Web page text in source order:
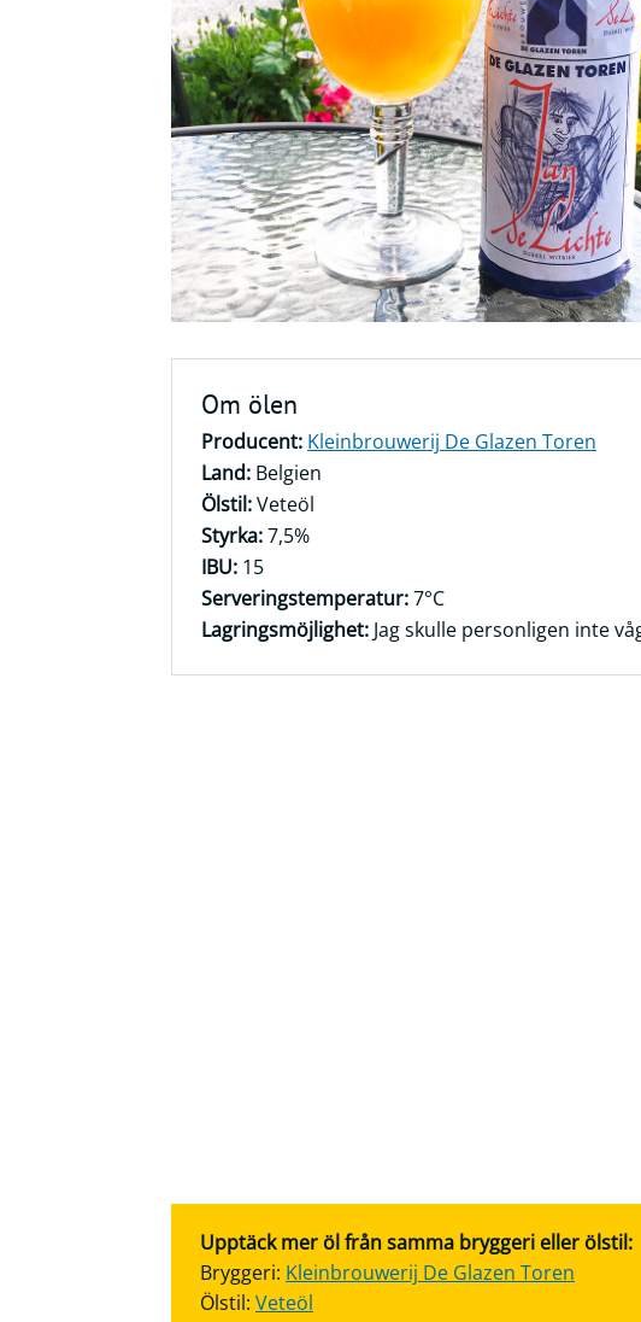
Om ölen
Producent: Kleinbrouwerij De Glazen Toren
Land: Belgien
Ölstil:Veteöl
Styrka:7,5%
IBU: 15
Serveringstemperatur:7°C
Lagringsmöjlighet: Jag skulle personligen inte
Upptäck mer öl från samma bryggeri eller ölstil:
Bryggeri: Kleinbrouwerij De Glazen Toren
Ölstil: Veteöl